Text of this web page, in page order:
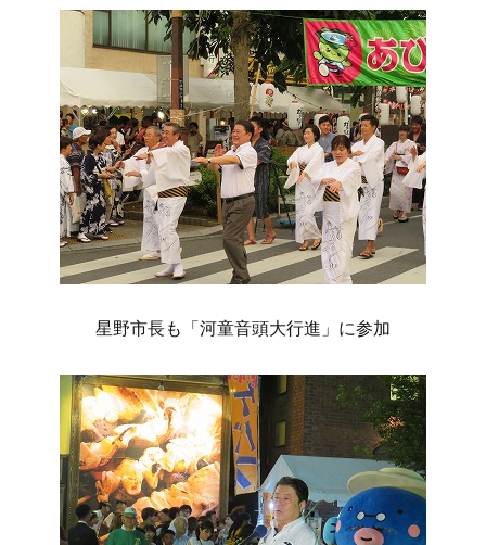
星野市長も「河童音頭大行進」に参加